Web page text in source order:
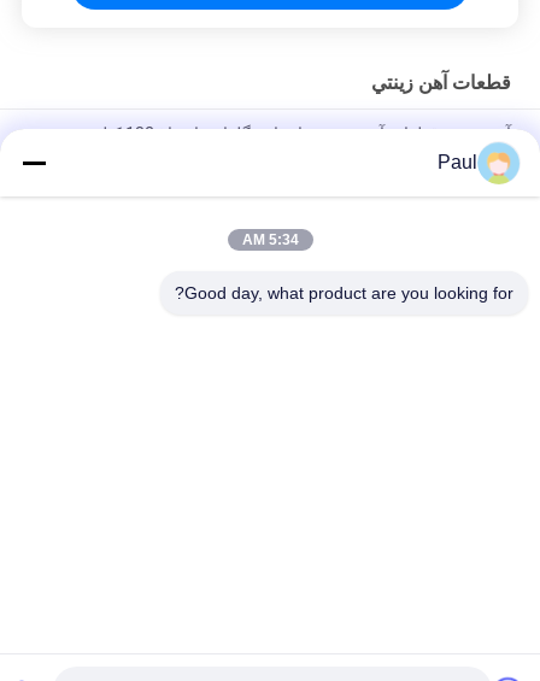
قطعات آهن زينتي
آهن ریخته قطعات آهن تزئینی باستانی گلدان های باغ 182 کیلو وزن
قطعات آهن تزئینی در خارج از خانه قطعات آهن آلات بالکن آهن آلات
ISO9001
Paul
5:34 AM
Good day, what product are you looking for?